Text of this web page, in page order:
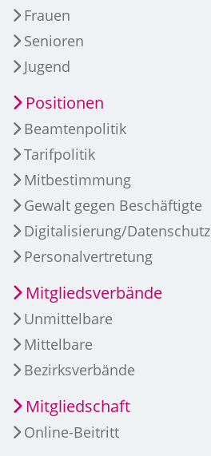
Frauen
Senioren
Jugend
Positionen
Beamtenpolitik
Tarifpolitik
Mitbestimmung
Gewalt gegen Beschäftigte
Digitalisierung/Datenschutz
Personalvertretung
Mitgliedsverbände
Unmittelbare
Mittelbare
Bezirksverbände
Mitgliedschaft
Online-Beitritt